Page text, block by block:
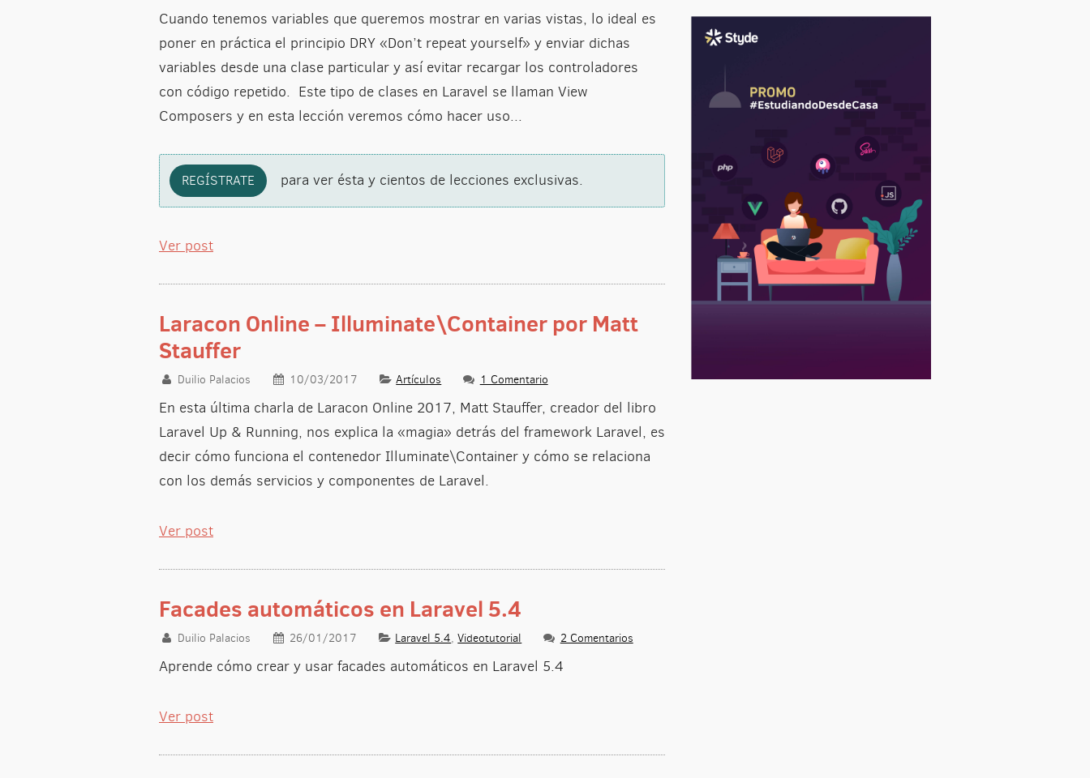
Cuando tenemos variables que queremos mostrar en varias vistas, lo ideal es
poner en práctica el principio DRY «Don’t repeat yourself» y enviar dichas
variables desde una clase particular y así evitar recargar los controladores
con código repetido. Este tipo de clases en Laravel se llaman View
Composers y en esta lección veremos cómo hacer uso...
REGÍSTRATE para ver ésta y cientos de lecciones exclusivas.
Ver post
Laracon Online – Illuminate\Container por Matt
Stauffer
Duilio Palacios 10/03/2017 Artículos 1 Comentario
En esta última charla de Laracon Online 2017, Matt Stauffer, creador del libro
Laravel Up & Running, nos explica la «magia» detrás del framework Laravel, es
decir cómo funciona el contenedor Illuminate\Container y cómo se relaciona
con los demás servicios y componentes de Laravel.
Ver post
Facades automáticos en Laravel 5.4
Duilio Palacios 26/01/2017 Laravel 5.4,Videotutorial 2 Comentarios
Aprende cómo crear y usar facades automáticos en Laravel 5.4
Ver post